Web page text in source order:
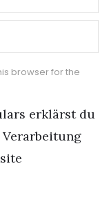
browser for the
erklärst du